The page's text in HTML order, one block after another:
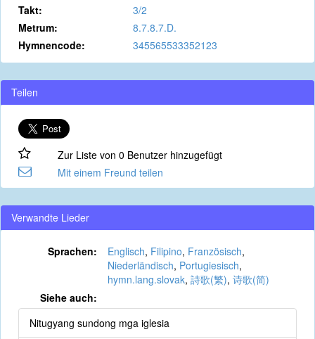
Takt:
3/2
Metrum:
8.7.8.7.D.
Hymnencode:
345565533352123
Teilen
Zur Liste von 0 Benutzer hinzugefügt
Mit einem Freund teilen
Verwandte Lieder
Sprachen: Englisch, Filipino, Französisch,
Niederländisch, Portugiesisch,
hymn.lang.slovak, 詩歌(繁), 诗歌(简)
Siehe auch:
Nitugyang sundong mga iglesia